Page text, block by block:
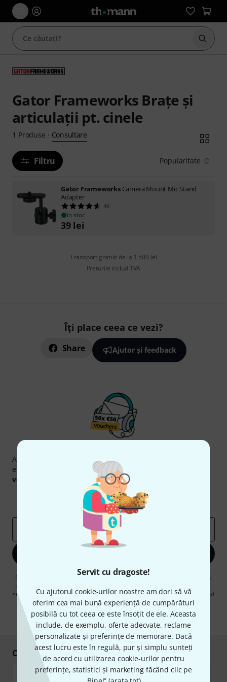
Servit cu dragoste!
Cu ajutorul cookie-urilor noastre am dori să vă
oferim cea mai bună experiență de cumpărături
posibilă cu tot ceea ce este însoțit de ele. Aceasta
include, de exemplu, oferte adecvate, reclame
personalizate și preferințe de memorare. Dacă
acest lucru este în regulă, pur și simplu sunteți
de acord cu utilizarea cookie-urilor pentru
preferințe, statistici și marketing făcând clic pe
Gator Frameworks Brațe și
articulații pt. cinele
1 Produse · Consultare
Filtru Popularitate
Gator Frameworks Camera Mount Mic Stand
Adapter
46
în stoc
39 lei
Transport gratuit de la 1.500 lei
Preturile includ TVA
Îți place ceea ce vezi?
Share Ajutor și feedback
Abonați-vă la buletinul informativ Thomann în limba
engleză și, cu puțin noroc, puteți câștiga unul dintre
voucherele
în valoare de50 €fiecare!
Contribuții inspiraționale
Perspectivele Thomann
Făcând clic pe „Înscrie-te acum”, sunteți de acord să primiți publicitate
prin e-mail. Vă puteți dezabona în orice moment. Puteți găsi informații
suplimentare despre buletinul informativ înregulamentul nostru privind
protecția datelor.
* Necesar
Cumpărați și plătiți în siguranță